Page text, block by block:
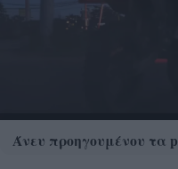
Άνευ προηγουμένου τα